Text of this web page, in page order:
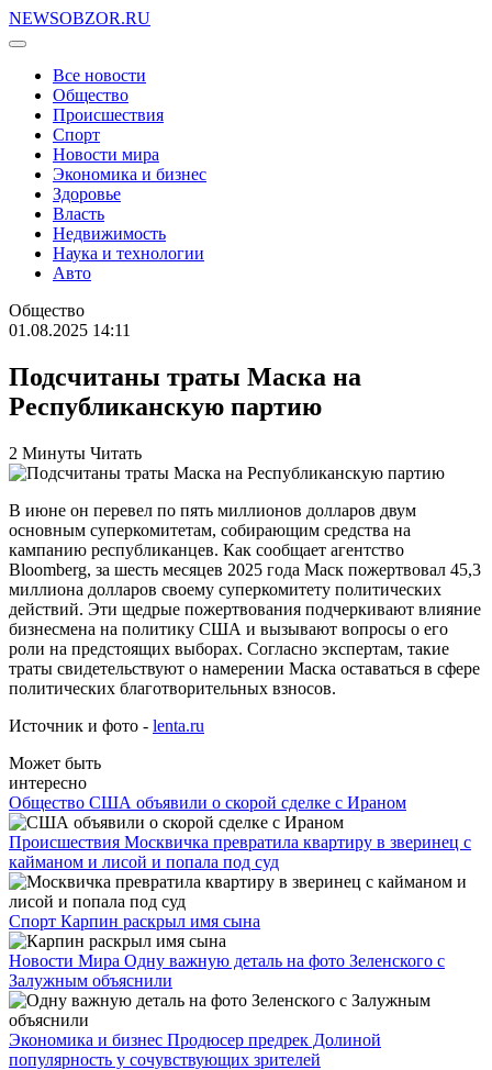
NEWSOBZOR.RU
Все новости
Общество
Происшествия
Спорт
Новости мира
Экономика и бизнес
Здоровье
Власть
Недвижимость
Наука и технологии
Авто
Общество
01.08.2025 14:11
Подсчитаны траты Маска на
Республиканскую партию
2 Минуты Читать
В июне он перевел по пять миллионов долларов двум
основным суперкомитетам, собирающим средства на
кампанию республиканцев. Как сообщает агентство
Bloomberg, за шесть месяцев 2025 года Маск пожертвовал 45,3
миллиона долларов своему суперкомитету политических
действий. Эти щедрые пожертвования подчеркивают влияние
бизнесмена на политику США и вызывают вопросы о его
роли на предстоящих выборах. Согласно экспертам, такие
траты свидетельствуют о намерении Маска оставаться в сфере
политических благотворительных взносов.
Источник и фото - lenta.ru
Может быть
интересно
Общество США объявили о скорой сделке с Ираном
Происшествия Москвичка превратила квартиру в зверинец с
кайманом и лисой и попала под суд
Спорт Карпин раскрыл имя сына
Новости Мира Одну важную деталь на фото Зеленского с
Залужным объяснили
Экономика и бизнес Продюсер предрек Долиной
популярность у сочувствующих зрителей